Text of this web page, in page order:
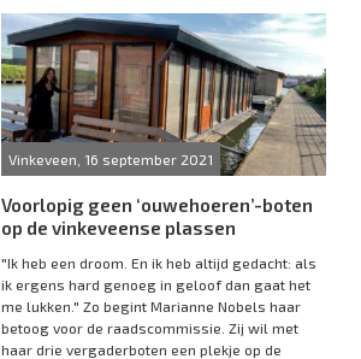
Vinkeveen, 16 september 2021
Voorlopig geen ‘ouwehoeren’-boten
op de vinkeveense plassen
"Ik heb een droom. En ik heb altijd gedacht: als
ik ergens hard genoeg in geloof dan gaat het
me lukken." Zo begint Marianne Nobels haar
betoog voor de raadscommissie. Zij wil met
haar drie vergaderboten een plekje op de